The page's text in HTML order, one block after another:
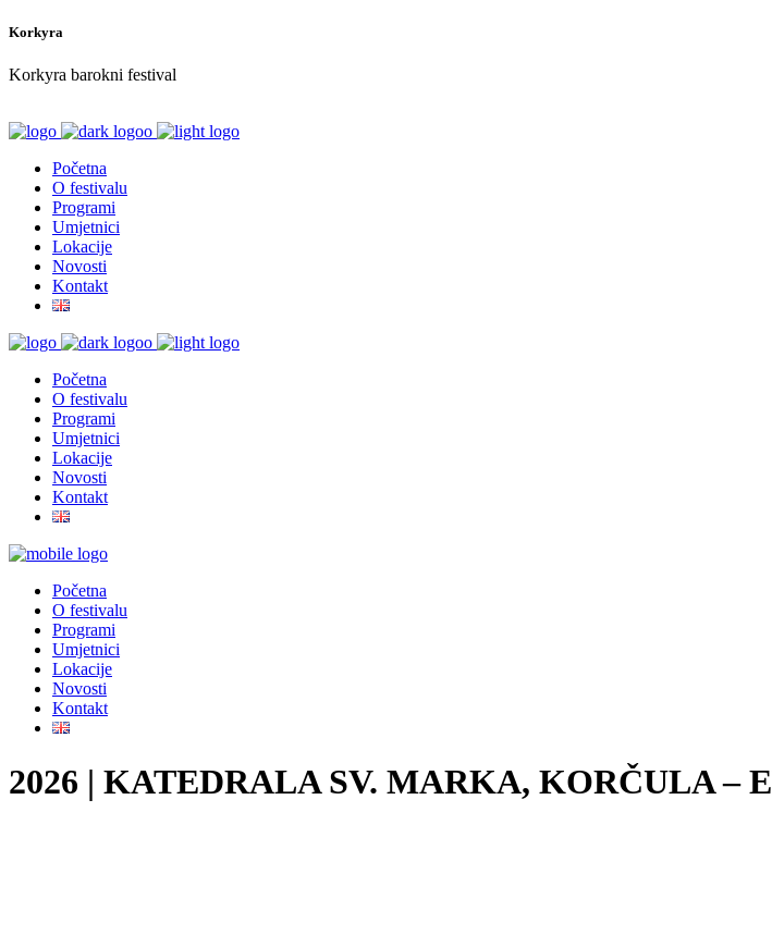
Korkyra
Korkyra barokni festival
Početna
O festivalu
Programi
Umjetnici
Lokacije
Novosti
Kontakt
Početna
O festivalu
Programi
Umjetnici
Lokacije
Novosti
Kontakt
Početna
O festivalu
Programi
Umjetnici
Lokacije
Novosti
Kontakt
2026 | KATEDRALA SV. MARKA, KORČULA –